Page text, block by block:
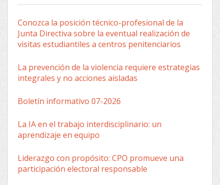
Conozca la posición técnico-profesional de la
Junta Directiva sobre la eventual realización de
visitas estudiantiles a centros penitenciarios
La prevención de la violencia requiere estrategias
integrales y no acciones aisladas
Boletín informativo 07-2026
La IA en el trabajo interdisciplinario: un
aprendizaje en equipo
Liderazgo con propósito: CPO promueve una
participación electoral responsable